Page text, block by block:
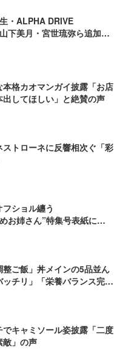
・ALPHA DRIVE
下美月・宮世琉弥ら追加出
格カオマンガイ披露「お店
してほしい」と絶賛の声
トローネに反響相次ぐ「彩
ショル纏う
お姉さん”特集号表紙に登
ご飯」丼メインの5品並ん
チリ」「栄養バランス完
キャミソール姿披露「二度
敵」の声